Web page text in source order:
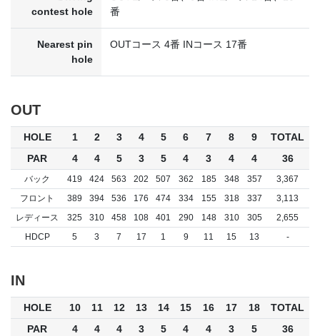
contest hole
番
Nearest pin
hole
OUTコース 4番 INコース 17番
OUT
HOLE 1 2 3 4 5 6 7 8 9
TOTAL
PAR
4 4 5 3 5 4 3 4 4 36
バック 419 424 563 202 507 362 185 348 357
3,367
フロント
389 394 536 176 474 334 155 318 337
3,113
レディース
325 310 458 108 401 290 148 310 305
2,655
HDCP
5 3 7 17 1 9 11 15 13 -
IN
HOLE 10 11 12 13 14 15 16 17 18
TOTAL
PAR
4 4 4 3 5 4 4 3 5 36